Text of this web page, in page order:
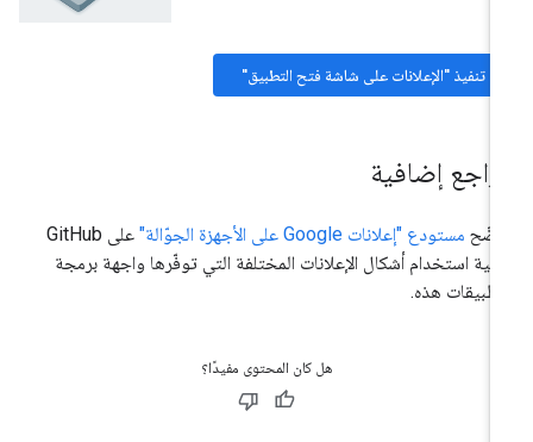
تنفيذ "الإعلانات على شاشة فتح التطبيق"
إضافية
مستودع "إعلانات Google على الأجهزة الجوّالة"
على GitHub
استخدام أشكال الإعلانات المختلفة التي توفّرها واجهة برمجة
هذه.
هل كان المحتوى مفيدًا؟